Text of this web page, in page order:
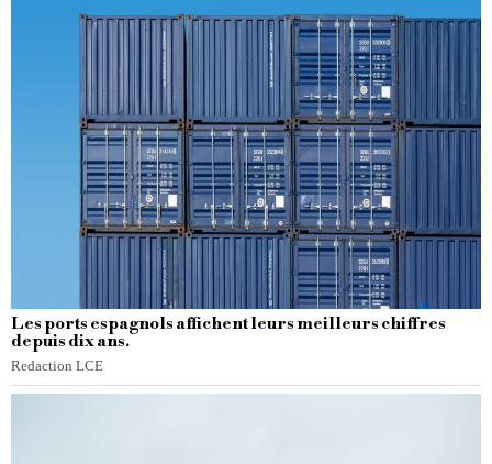
Les ports espagnols affichent leurs meilleurs chiffres
depuis dix ans.
Redaction LCE